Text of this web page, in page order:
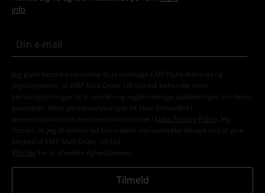
info
Jeg giver hermed samtykke til at modtage EMP Nyhedsbrevet og
jegaccepterer, at EMP Mail Order UK Ltd må behandle mine
personoplysninger til at sende mig regelmæssige opdateringer om deres
produkter. Mine personoplysninger vil blive behandlet i
overensstemmelse med bestemmelserne i
Data Privacy Policy
. Jeg
forstår, at jeg til enhver tid kan trække mit samtykke tilbage ved at give
besked til EMP Mail Order UK Ltd.
Klik her
for at afmelde nyhedsbrevet.
Tilmeld